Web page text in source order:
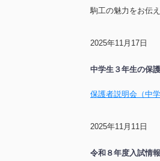
駒工の魅力をお伝
2025年11月17日
中学生３年生の保
保護者説明会（中
2025年11月11日
令和８年度入試情